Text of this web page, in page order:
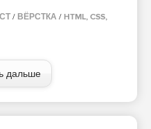
/ ВЁРСТКА / HTML, CSS,
дальше